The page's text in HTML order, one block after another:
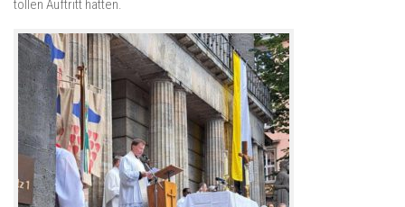
tollen Auftritt hatten.